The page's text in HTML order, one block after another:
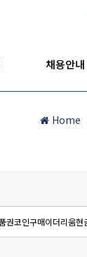
채용안내
Home